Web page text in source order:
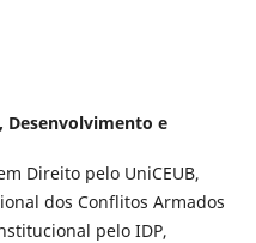
e
Direito pelo UniCEUB,
dos Conflitos Armados
pelo IDP,